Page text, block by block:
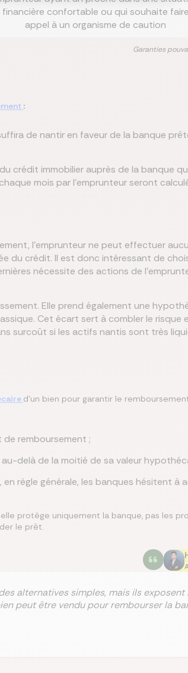
financière confortable ou qui souhaite faire
appel à un organisme de caution
Garanties
:
de nantir en faveur de la banque
crédit immobilier auprès de la banque
mois par l'emprunteur seront
l’emprunteur ne peut effectuer
du crédit. Il est donc intéressant de
nécessite des actions de
Elle prend également une
Cet écart sert à combler le risque
surcoût si les actifs nantis sont très
d'un bien pour garantir le
remboursement ;
delà de la moitié de sa valeur
règle générale, les banques hésitent
elle protège uniquement la banque, pas les
le prêt.
alternatives simples, mais ils
peut être vendu pour rembourser la